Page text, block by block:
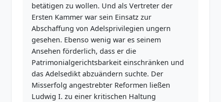
betätigen zu wollen. Und als Vertreter der
Ersten Kammer war sein Einsatz zur
Abschaffung von Adelsprivilegien ungern
gesehen. Ebenso wenig war es seinem
Ansehen förderlich, dass er die
Patrimonialgerichtsbarkeit einschränken und
das Adelsedikt abzuändern suchte. Der
Misserfolg angestrebter Reformen ließen
Ludwig I. zu einer kritischen Haltung